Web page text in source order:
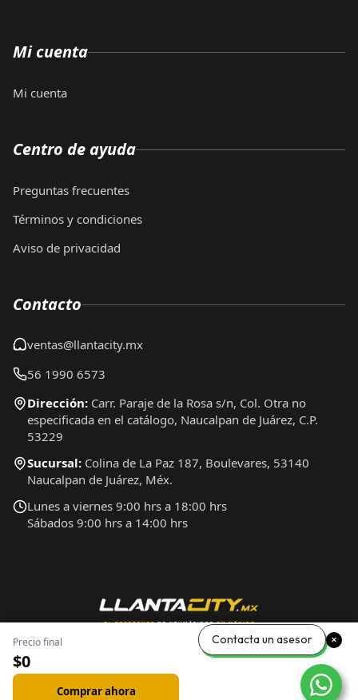
Precio final
$0
Comprar ahora
Mi cuenta
Mi cuenta
Centro de ayuda
Preguntas frecuentes
Términos y condiciones
Aviso de privacidad
Contacto
ventas@llantacity.mx
56 1990 6573
Dirección: Carr. Paraje de la Rosa s/n, Col. Otra no
especificada en el catálogo, Naucalpan de Juárez, C.P.
53229
Sucursal: Colina de La Paz 187, Boulevares, 53140
Naucalpan de Juárez, Méx.
Lunes a viernes 9:00 hrs a 18:00 hrs
Sábados 9:00 hrs a 14:00 hrs
Contacta un asesor